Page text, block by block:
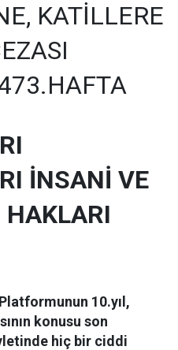
KATİLLERE
İNSANİ VE
10.yıl,
konusu son
hiç bir ciddi